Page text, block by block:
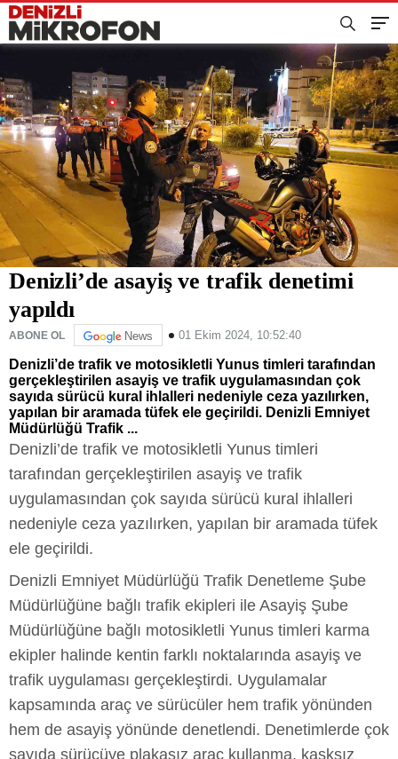
Denizli’de asayiş ve trafik denetimi
yapıldı
ABONE OL News 01 Ekim 2024, 10:52:40
Denizli’de trafik ve motosikletli Yunus timleri tarafından
gerçekleştirilen asayiş ve trafik uygulamasından çok
sayıda sürücü kural ihlalleri nedeniyle ceza yazılırken,
yapılan bir aramada tüfek ele geçirildi. Denizli Emniyet
Müdürlüğü Trafik ...
Denizli’de trafik ve motosikletli Yunus timleri
tarafından gerçekleştirilen asayiş ve trafik
uygulamasından çok sayıda sürücü kural ihlalleri
nedeniyle ceza yazılırken, yapılan bir aramada tüfek
ele geçirildi.
Denizli Emniyet Müdürlüğü Trafik Denetleme Şube
Müdürlüğüne bağlı trafik ekipleri ile Asayiş Şube
Müdürlüğüne bağlı motosikletli Yunus timleri karma
ekipler halinde kentin farklı noktalarında asayiş ve
trafik uygulaması gerçekleştirdi. Uygulamalar
kapsamında araç ve sürücüler hem trafik yönünden
hem de asayiş yönünde denetlendi. Denetimlerde çok
sayıda sürücüye plakasız araç kullanma, kasksız